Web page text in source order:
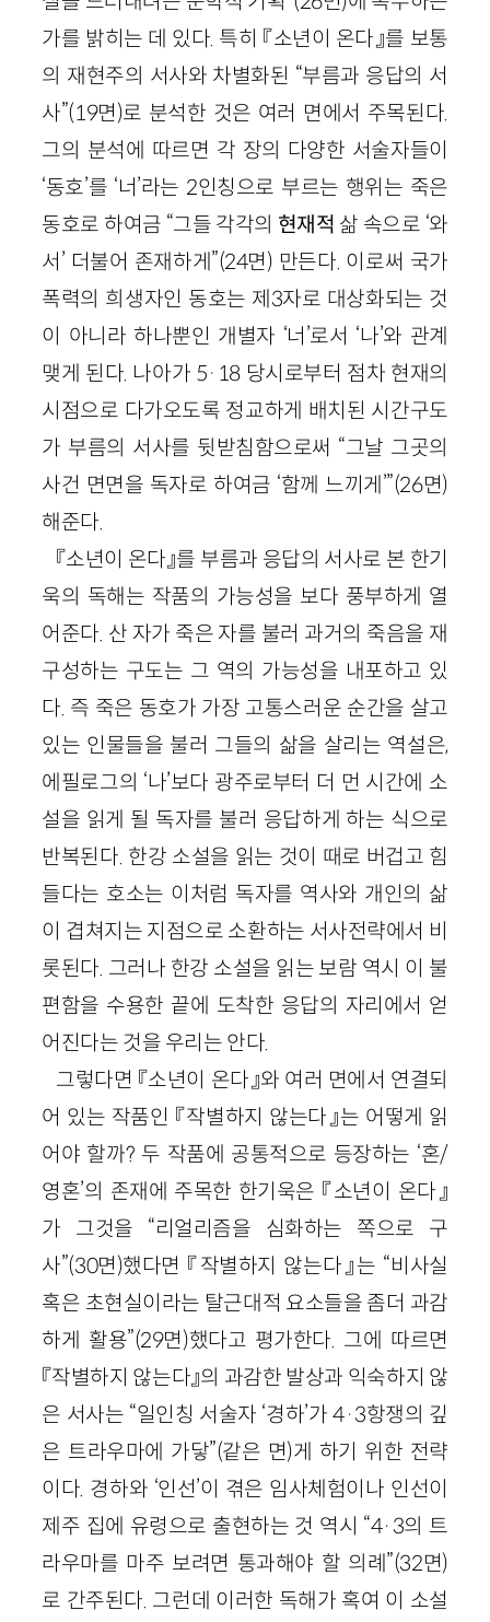
가를 밝히는 데 있다. 특히 『소년이 온다』를 보통
의 재현주의 서사와 차별화된 “부름과 응답의 서
사”(19면)로 분석한 것은 여러 면에서 주목된다.
그의 분석에 따르면 각 장의 다양한 서술자들이
‘동호’를 ‘너’라는 2인칭으로 부르는 행위는 죽은
동호로 하여금 “그들 각각의 현재적 삶 속으로 ‘와
서’ 더불어 존재하게”(24면) 만든다. 이로써 국가
폭력의 희생자인 동호는 제3자로 대상화되는 것
이 아니라 하나뿐인 개별자 ‘너’로서 ‘나’와 관계
맺게 된다. 나아가 5·18 당시로부터 점차 현재의
시점으로 다가오도록 정교하게 배치된 시간구도
가 부름의 서사를 뒷받침함으로써 “그날 그곳의
사건 면면을 독자로 하여금 ‘함께 느끼게’”(26면)
해준다.
『소년이 온다』를 부름과 응답의 서사로 본 한기
욱의 독해는 작품의 가능성을 보다 풍부하게 열
어준다. 산 자가 죽은 자를 불러 과거의 죽음을 재
구성하는 구도는 그 역의 가능성을 내포하고 있
다. 즉 죽은 동호가 가장 고통스러운 순간을 살고
있는 인물들을 불러 그들의 삶을 살리는 역설은,
에필로그의 ‘나’보다 광주로부터 더 먼 시간에 소
설을 읽게 될 독자를 불러 응답하게 하는 식으로
반복된다. 한강 소설을 읽는 것이 때로 버겁고 힘
들다는 호소는 이처럼 독자를 역사와 개인의 삶
이 겹쳐지는 지점으로 소환하는 서사전략에서 비
롯된다. 그러나 한강 소설을 읽는 보람 역시 이 불
편함을 수용한 끝에 도착한 응답의 자리에서 얻
어진다는 것을 우리는 안다.
그렇다면 『소년이 온다』와 여러 면에서 연결되
어 있는 작품인 『작별하지 않는다』는 어떻게 읽
어야 할까? 두 작품에 공통적으로 등장하는 ‘혼/
영혼’의 존재에 주목한 한기욱은 『소년이 온다』
가 그것을 “리얼리즘을 심화하는 쪽으로 구
사”(30면)했다면 『작별하지 않는다』는 “비사실
혹은 초현실이라는 탈근대적 요소들을 좀더 과감
하게 활용”(29면)했다고 평가한다. 그에 따르면
『작별하지 않는다』의 과감한 발상과 익숙하지 않
은 서사는 “일인칭 서술자 ‘경하’가 4·3항쟁의 깊
은 트라우마에 가닿”(같은 면)게 하기 위한 전략
이다. 경하와 ‘인선’이 겪은 임사체험이나 인선이
제주 집에 유령으로 출현하는 것 역시 “4·3의 트
라우마를 마주 보려면 통과해야 할 의례”(32면)
로 간주된다. 그런데 이러한 독해가 혹여 이 소설